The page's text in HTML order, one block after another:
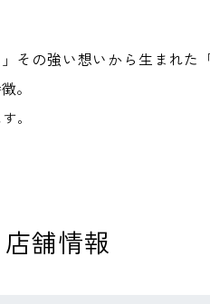
その強い想いから生まれた
。
。
店舗情報